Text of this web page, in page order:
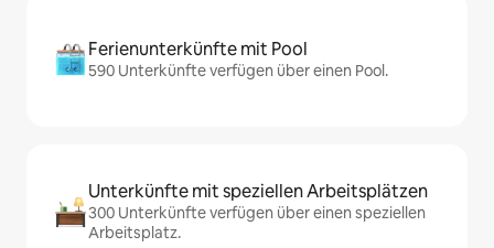
Ferienunterkünfte mit Pool
590 Unterkünfte verfügen über einen Pool.
Unterkünfte mit speziellen Arbeitsplätzen
300 Unterkünfte verfügen über einen speziellen
Arbeitsplatz.